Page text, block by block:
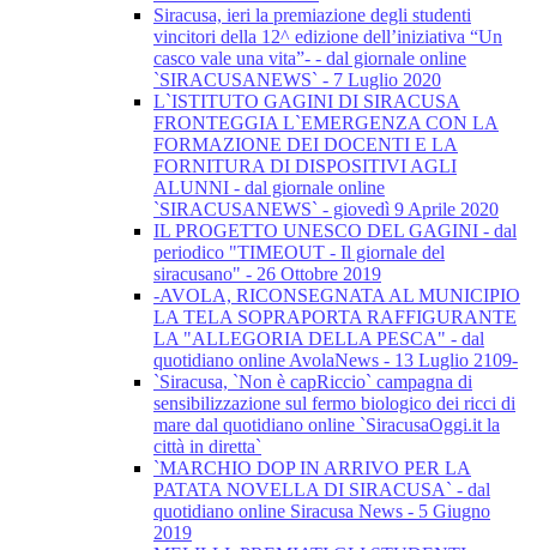
Siracusa, ieri la premiazione degli studenti
vincitori della 12^ edizione dell’iniziativa “Un
casco vale una vita”- - dal giornale online
`SIRACUSANEWS` - 7 Luglio 2020
L`ISTITUTO GAGINI DI SIRACUSA
FRONTEGGIA L`EMERGENZA CON LA
FORMAZIONE DEI DOCENTI E LA
FORNITURA DI DISPOSITIVI AGLI
ALUNNI - dal giornale online
`SIRACUSANEWS` - giovedì 9 Aprile 2020
IL PROGETTO UNESCO DEL GAGINI - dal
periodico "TIMEOUT - Il giornale del
siracusano" - 26 Ottobre 2019
-AVOLA, RICONSEGNATA AL MUNICIPIO
LA TELA SOPRAPORTA RAFFIGURANTE
LA "ALLEGORIA DELLA PESCA" - dal
quotidiano online AvolaNews - 13 Luglio 2109-
`Siracusa, `Non è capRiccio` campagna di
sensibilizzazione sul fermo biologico dei ricci di
mare dal quotidiano online `SiracusaOggi.it la
città in diretta`
`MARCHIO DOP IN ARRIVO PER LA
PATATA NOVELLA DI SIRACUSA` - dal
quotidiano online Siracusa News - 5 Giugno
2019